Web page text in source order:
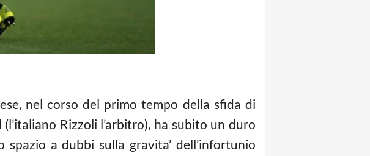
nel corso del primo tempo della sfida di
Rizzoli l’arbitro), ha subito un duro
a dubbi sulla gravita’ dell’infortunio